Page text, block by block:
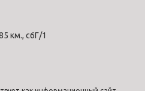
км., с6Г/1